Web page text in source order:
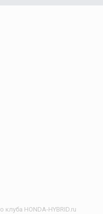
клуба HONDA-HYBRID.ru